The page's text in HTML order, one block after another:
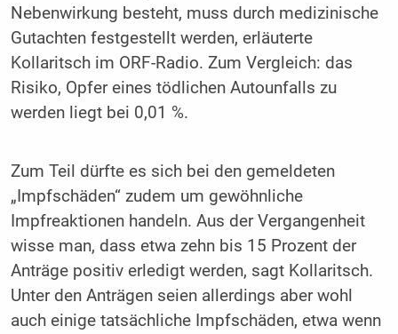
Nebenwirkung besteht, muss durch medizinische
Gutachten festgestellt werden, erläuterte
Kollaritsch im ORF-Radio. Zum Vergleich: das
Risiko, Opfer eines tödlichen Autounfalls zu
werden liegt bei 0,01 %.
Zum Teil dürfte es sich bei den gemeldeten
„Impfschäden“ zudem um gewöhnliche
Impfreaktionen handeln. Aus der Vergangenheit
wisse man, dass etwa zehn bis 15 Prozent der
Anträge positiv erledigt werden, sagt Kollaritsch.
Unter den Anträgen seien allerdings aber wohl
auch einige tatsächliche Impfschäden, etwa wenn